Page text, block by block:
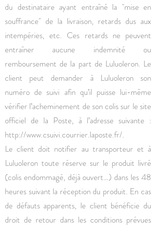
du destinataire ayant entraîné la "mise en
souffrance" de la livraison, retards dus aux
intempéries, etc. Ces retards ne peuvent
entraîner aucune indemnité ou
remboursement de la part de Luluoleron. Le
client peut demander à Luluoleron son
numéro de suivi afin qu’il puisse lui-même
vérifier l’acheminement de son colis sur le site
officiel de la Poste, à l’adresse suivante :
http://www.csuivi.courrier.laposte.fr/.
Le client doit notifier au transporteur et à
Luluoleron toute réserve sur le produit livré
(colis endommagé, déjà ouvert…) dans les 48
heures suivant la réception du produit. En cas
de défauts apparents, le client bénéficie du
droit de retour dans les conditions prévues